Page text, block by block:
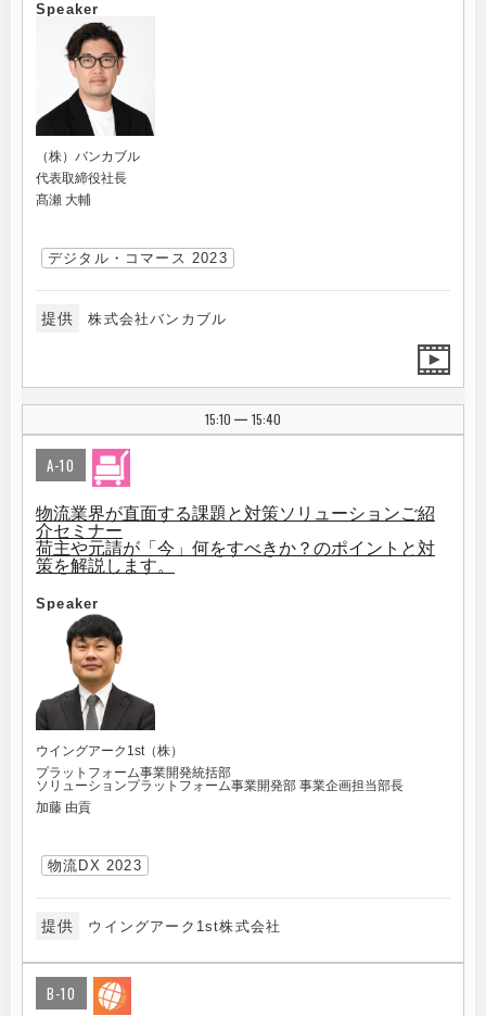
Speaker
（株）バンカブル
代表取締役社長
髙瀬 大輔
デジタル・コマース 2023
提供 株式会社バンカブル
15:10 | 15:40
A-10
物流業界が直面する課題と対策ソリューションご紹
介セミナー
荷主や元請が「今」何をすべきか？のポイントと対
策を解説します。
Speaker
ウイングアーク1st（株）
プラットフォーム事業開発統括部
ソリューションプラットフォーム事業開発部 事業企画担当部長
加藤 由貢
物流DX 2023
提供 ウイングアーク1st株式会社
B-10